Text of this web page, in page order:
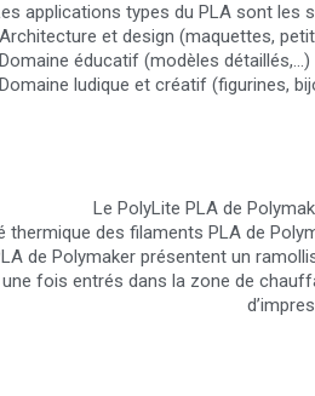
applications types du PLA sont les
et design (maquettes,
éducatif (modèles détaillés,...)
ludique et créatif (figurines,
Le PolyLite PLA de
des filaments PLA de
de Polymaker présentent un
fois entrés dans la zone de